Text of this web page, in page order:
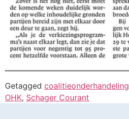
Getagged coalitieonderhandeling
OHK, Schager Courant